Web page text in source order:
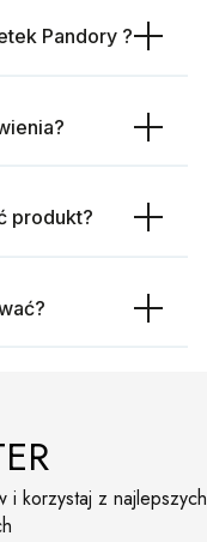
Pandory ?
produkt?
i korzystaj z najlepszych